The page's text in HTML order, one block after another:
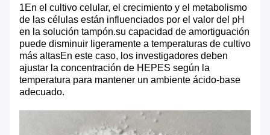
1En el cultivo celular, el crecimiento y el metabolismo
de las células están influenciados por el valor del pH
en la solución tampón.su capacidad de amortiguación
puede disminuir ligeramente a temperaturas de cultivo
más altasEn este caso, los investigadores deben
ajustar la concentración de HEPES según la
temperatura para mantener un ambiente ácido-base
adecuado.